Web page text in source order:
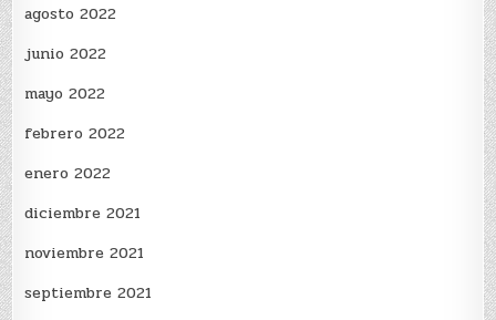
agosto 2022
junio 2022
mayo 2022
febrero 2022
enero 2022
diciembre 2021
noviembre 2021
septiembre 2021